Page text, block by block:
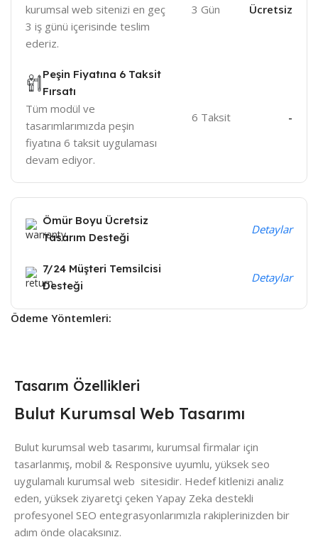
kurumsal web sitenizi en geç
3 iş günü içerisinde teslim
ederiz.
3 Gün Ücretsiz
Peşin Fiyatına 6 Taksit
Fırsatı
Tüm modül ve
tasarımlarımızda peşin
fiyatına 6 taksit uygulaması
devam ediyor.
6 Taksit -
Ömür Boyu Ücretsiz
Tasarım Desteği
Detaylar
7/24 Müşteri Temsilcisi
Desteği
Detaylar
Ödeme Yöntemleri:
Tasarım Özellikleri
Bulut Kurumsal Web Tasarımı
Bulut kurumsal web tasarımı, kurumsal firmalar için
tasarlanmış, mobil & Responsive uyumlu, yüksek seo
uygulamalı kurumsal web sitesidir. Hedef kitlenizi analiz
eden, yüksek ziyaretçi çeken Yapay Zeka destekli
profesyonel SEO entegrasyonlarımızla rakiplerinizden bir
adım önde olacaksınız.